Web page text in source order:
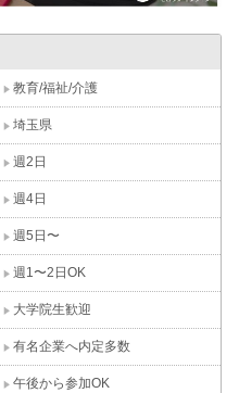
教育/福祉/介護
埼玉県
週2日
週4日
週5日〜
週1〜2日OK
大学院生歓迎
有名企業へ内定多数
午後から参加OK